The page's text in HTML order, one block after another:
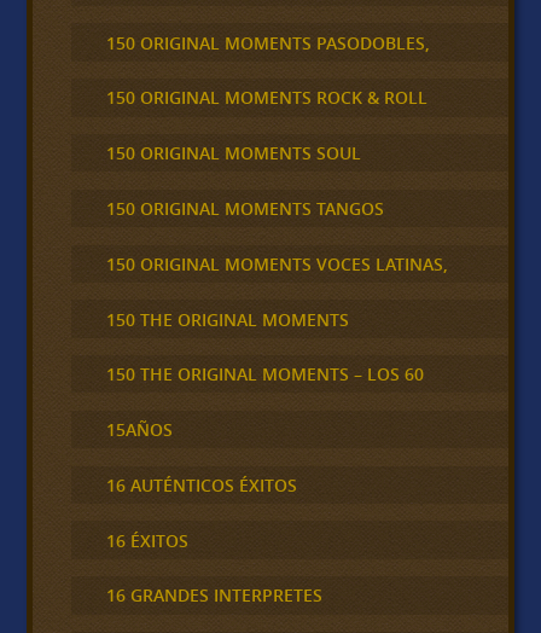
150 ORIGINAL MOMENTS PASODOBLES,
150 ORIGINAL MOMENTS ROCK & ROLL
150 ORIGINAL MOMENTS SOUL
150 ORIGINAL MOMENTS TANGOS
150 ORIGINAL MOMENTS VOCES LATINAS,
150 THE ORIGINAL MOMENTS
150 THE ORIGINAL MOMENTS – LOS 60
15AÑOS
16 AUTÉNTICOS ÉXITOS
16 ÉXITOS
16 GRANDES INTERPRETES